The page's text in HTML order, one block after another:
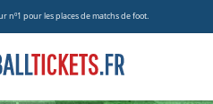
nº1 pour les places de matchs de foot.